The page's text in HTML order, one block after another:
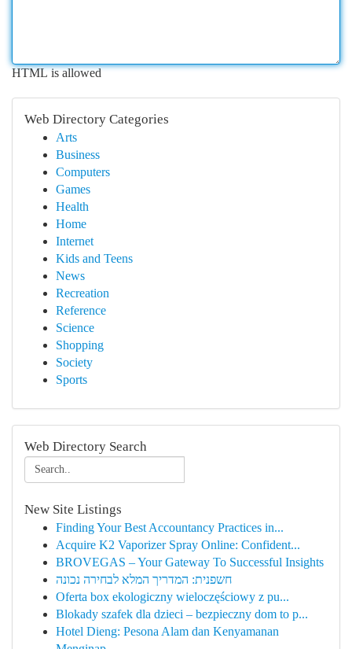
HTML is allowed
Web Directory Categories
Arts
Business
Computers
Games
Health
Home
Internet
Kids and Teens
News
Recreation
Reference
Science
Shopping
Society
Sports
Web Directory Search
New Site Listings
Finding Your Best Accountancy Practices in...
Acquire K2 Vaporizer Spray Online: Confident...
BROVEGAS – Your Gateway To Successful Insights
חשפנית: המדריך המלא לבחירה נכונה
Oferta box ekologiczny wieloczęściowy z pu...
Blokady szafek dla dzieci – bezpieczny dom to p...
Hotel Dieng: Pesona Alam dan Kenyamanan